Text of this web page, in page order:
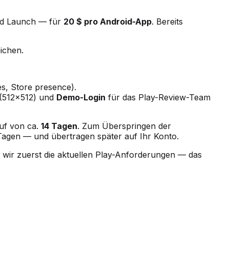
Launch — für 20 $ pro Android-App. Bereits
Store presence).
und Demo-Login für das Play-Review-Team
von ca. 14 Tagen. Zum Überspringen der
— und übertragen später auf Ihr Konto.
zuerst die aktuellen Play-Anforderungen — das